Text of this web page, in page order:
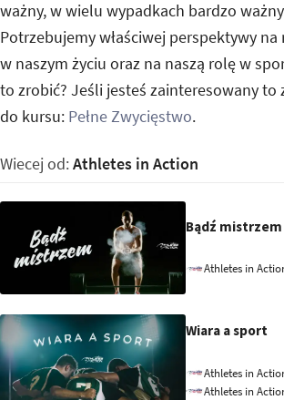
ważny, w wielu wypadkach bardzo
Potrzebujemy właściwej perspektywy
w naszym życiu oraz na naszą rolę w
to zrobić? Jeśli jesteś zainteresowany to
do kursu: Pełne Zwycięstwo.
Wiecej od:Athletes in Action
Bądź mistrzem
Athletes in
Wiara a sport
Athletes in
Athletes in